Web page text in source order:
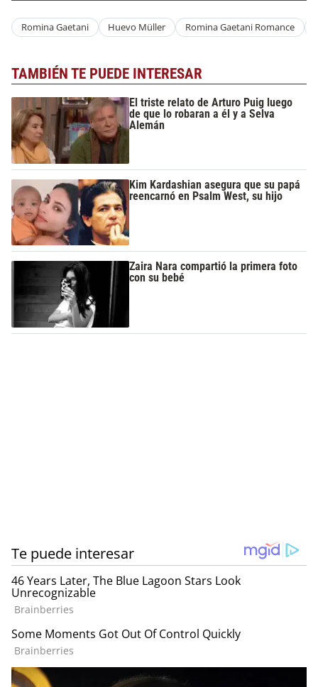
Romina Gaetani Huevo Müller Romina Gaetani Romance
TAMBIÉN TE PUEDE INTERESAR
El triste relato de Arturo Puig luego
de que lo robaran a él y a Selva
Alemán
Kim Kardashian asegura que su papá
reencarnó en Psalm West, su hijo
Zaira Nara compartió la primera foto
con su bebé